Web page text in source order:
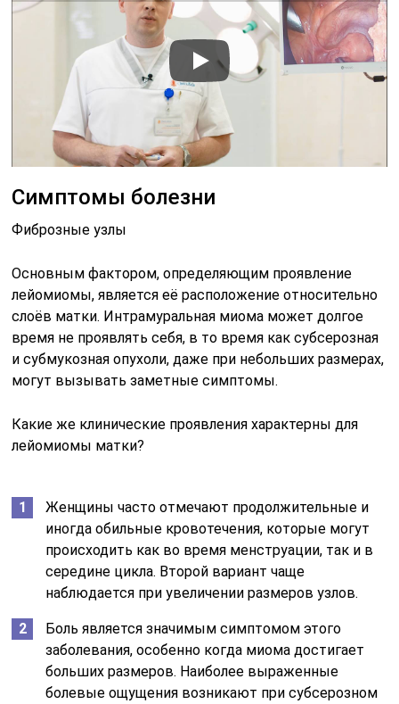
Симптомы болезни
Фиброзные узлы
Основным фактором, определяющим проявление
лейомиомы, является её расположение относительно
слоёв матки. Интрамуральная миома может долгое
время не проявлять себя, в то время как субсерозная
и субмукозная опухоли, даже при небольших размерах,
могут вызывать заметные симптомы.
Какие же клинические проявления характерны для
лейомиомы матки?
Женщины часто отмечают продолжительные и
иногда обильные кровотечения, которые могут
происходить как во время менструации, так и в
середине цикла. Второй вариант чаще
наблюдается при увеличении размеров узлов.
Боль является значимым симптомом этого
заболевания, особенно когда миома достигает
больших размеров. Наиболее выраженные
болевые ощущения возникают при субсерозном